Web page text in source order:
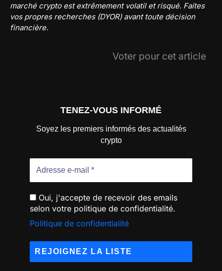
marché crypto est extrêmement volatil et risqué. Faites
vos propres recherches (DYOR) avant toute décision
financière.
Voter pour cet article
TENEZ-VOUS INFORMÉ
Soyez les premiers informés des actualités
crypto
Oui, j'accepte de recevoir des emails
selon votre politique de confidentialité.
Politique de confidentialité